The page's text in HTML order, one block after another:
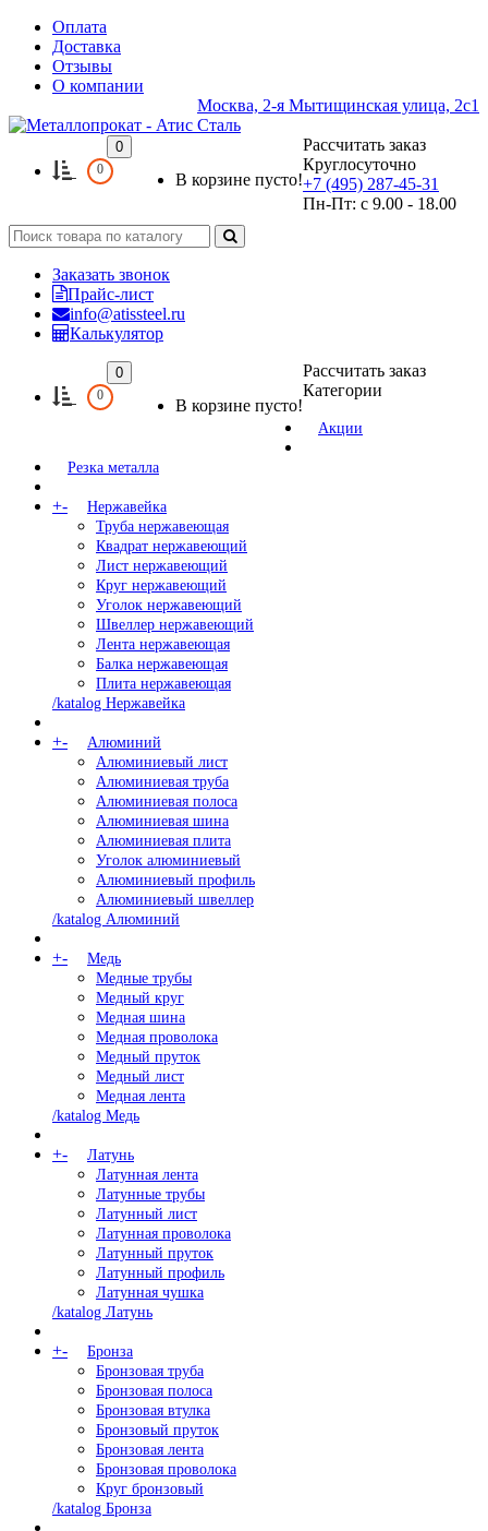
Оплата
Доставка
Отзывы
О компании
Москва, 2-я Мытищинская улица, 2с1
0
0
В корзине пусто!
Рассчитать заказ
Круглосуточно
+7 (495) 287-45-31
Пн-Пт: с 9.00 - 18.00
Заказать звонок
Прайс-лист
info@atissteel.ru
Калькулятор
0
0
В корзине пусто!
Рассчитать заказ
Категории
Акции
Резка металла
+-
Нержавейка
Труба нержавеющая
Квадрат нержавеющий
Лист нержавеющий
Круг нержавеющий
Уголок нержавеющий
Швеллер нержавеющий
Лента нержавеющая
Балка нержавеющая
Плита нержавеющая
/katalog Нержавейка
+-
Алюминий
Алюминиевый лист
Алюминиевая труба
Алюминиевая полоса
Алюминиевая шина
Алюминиевая плита
Уголок алюминиевый
Алюминиевый профиль
Алюминиевый швеллер
/katalog Алюминий
+-
Медь
Медные трубы
Медный круг
Медная шина
Медная проволока
Медный пруток
Медный лист
Медная лента
/katalog Медь
+-
Латунь
Латунная лента
Латунные трубы
Латунный лист
Латунная проволока
Латунный пруток
Латунный профиль
Латунная чушка
/katalog Латунь
+-
Бронза
Бронзовая труба
Бронзовая полоса
Бронзовая втулка
Бронзовый пруток
Бронзовая лента
Бронзовая проволока
Круг бронзовый
/katalog Бронза